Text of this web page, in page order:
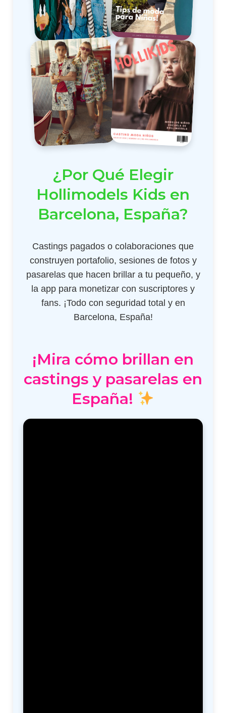
¿Por Qué Elegir
Hollimodels Kids en
Barcelona, España?
Castings pagados o colaboraciones que
construyen portafolio, sesiones de fotos y
pasarelas que hacen brillar a tu pequeño, y
la app para monetizar con suscriptores y
fans. ¡Todo con seguridad total y en
Barcelona, España!
¡Mira cómo brillan en
castings y pasarelas en
España!